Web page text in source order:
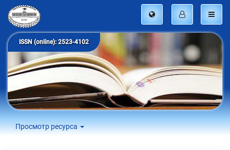
ISSN (online): 2523-4102
Просмотр ресурса